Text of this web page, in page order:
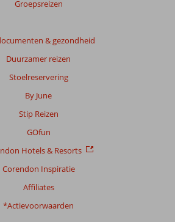
Groepsreizen
& gezondheid
Duurzamer reizen
Stoelreservering
By June
Stip Reizen
GOfun
Hotels & Resorts
Corendon Inspiratie
Affiliates
*Actievoorwaarden